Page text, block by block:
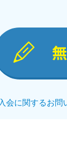
入会に関するお問